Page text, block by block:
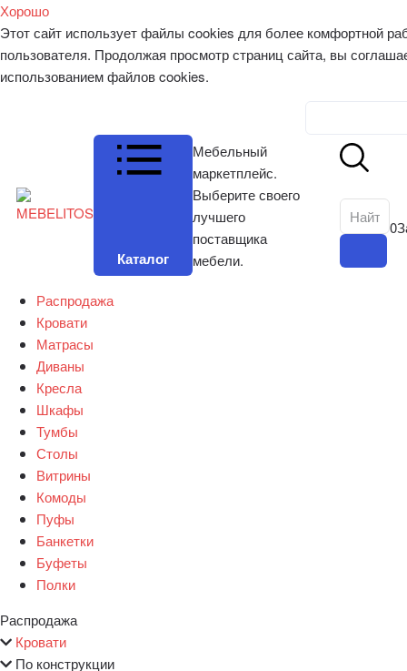
Хорошо
Этот сайт использует файлы cookies для более комфортной
пользователя. Продолжая просмотр страниц сайта, вы
использованием файлов cookies.
Каталог
Мебельный
маркетплейс.
Выберите своего
лучшего
поставщика
мебели.
0
Распродажа
Кровати
Матрасы
Диваны
Кресла
Шкафы
Тумбы
Столы
Витрины
Комоды
Пуфы
Банкетки
Буфеты
Полки
Распродажа
Кровати
По конструкции